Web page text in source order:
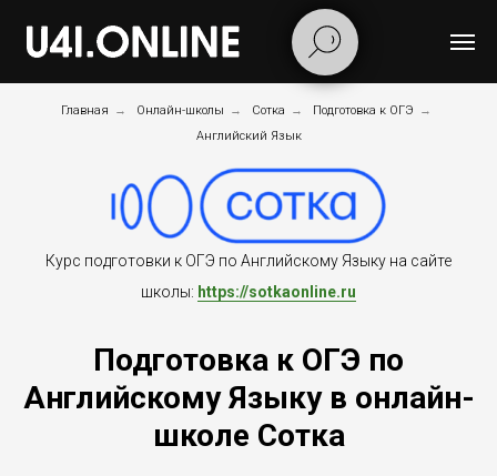
Главная → Онлайн-школы → Сотка → Подготовка к ОГЭ →
Английский Язык
Курс подготовки к ОГЭ по Английскому Языку на сайте
школы: https://sotkaonline.ru
Подготовка к ОГЭ по
Английскому Языку в онлайн-
школе Сотка